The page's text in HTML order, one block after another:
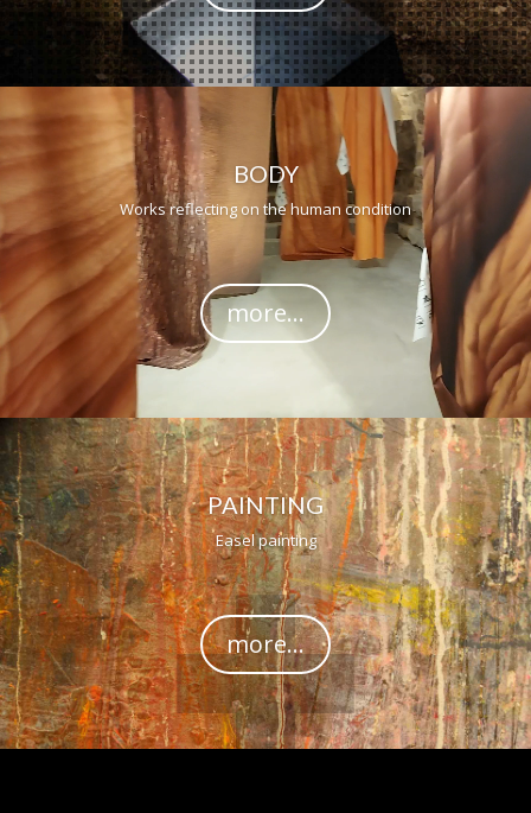
BODY
Works reflecting on the human condition
more...
Odtwarzacz
video
PAINTING
Easel painting
more...